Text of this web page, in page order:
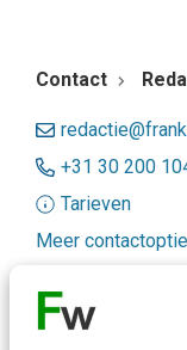
Contact
+31 30 200
Tarieven
Meer
Frankwatching